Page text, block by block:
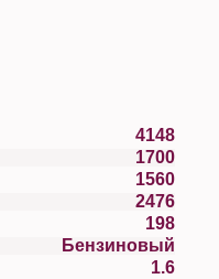
4148
1700
1560
2476
198
Бензиновый
1.6